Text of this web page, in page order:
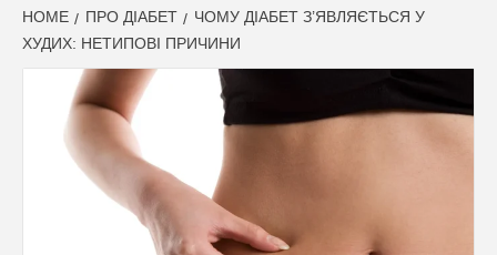
HOME ПРО ДІАБЕТ
ЧОМУ ДІАБЕТ З’ЯВЛЯЄТЬСЯ У
ХУДИХ: НЕТИПОВІ ПРИЧИНИ